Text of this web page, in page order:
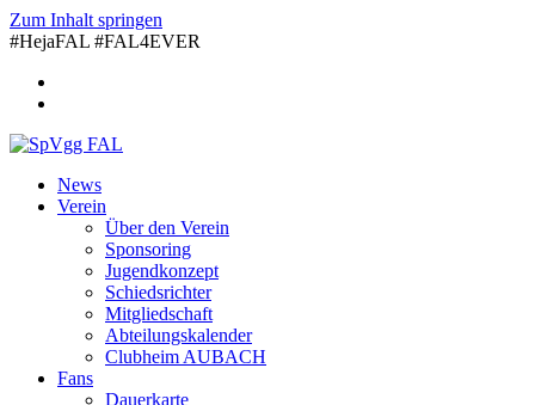
Zum Inhalt springen
#HejaFAL #FAL4EVER
News
Verein
Über den Verein
Sponsoring
Jugendkonzept
Schiedsrichter
Mitgliedschaft
Abteilungskalender
Clubheim AUBACH
Fans
Dauerkarte